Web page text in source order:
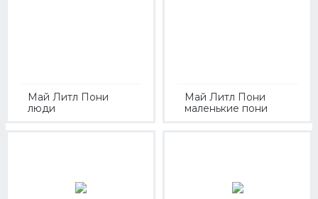
Май Литл Пони
люди
Май Литл Пони
маленькие пони